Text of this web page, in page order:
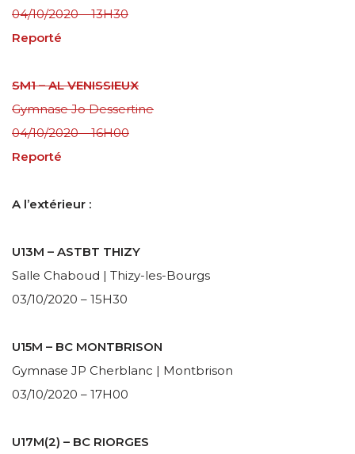
04/10/2020 – 13H30
Reporté
SM1 – AL VENISSIEUX
Gymnase Jo Dessertine
04/10/2020 – 16H00
Reporté
A l’extérieur :
U13M – ASTBT THIZY
Salle Chaboud | Thizy-les-Bourgs
03/10/2020 – 15H30
U15M – BC MONTBRISON
Gymnase JP Cherblanc | Montbrison
03/10/2020 – 17H00
U17M(2) – BC RIORGES